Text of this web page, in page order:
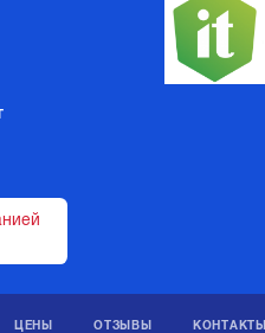
ЦЕНЫ ОТЗЫВЫ